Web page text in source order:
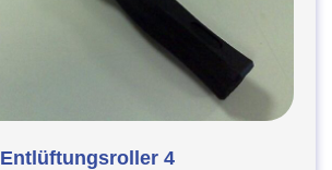
Entlüftungsroller 4